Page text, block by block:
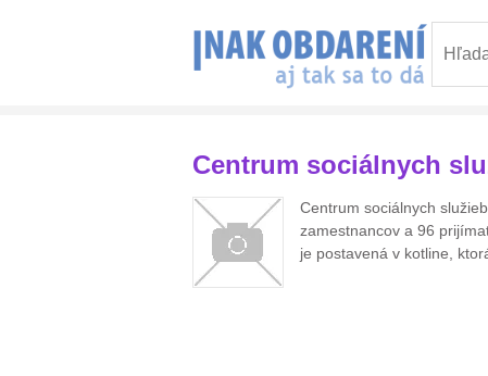
Centrum sociálnych
Centrum sociálnych
zamestnancov a 96
je postavená v kotline,